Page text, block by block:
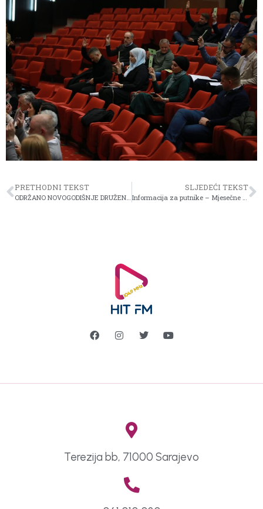
PRETHODNI TEKST
ODRŽANO NOVOGODIŠNJE DRUŽENJE SA GRAĐANIMA!
SLJEDEĆI TEKST
Informacija za putnike – Mjesečne karte za januar 2026.
Terezija bb, 71000 Sarajevo